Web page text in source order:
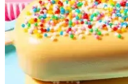
Atlético-MG